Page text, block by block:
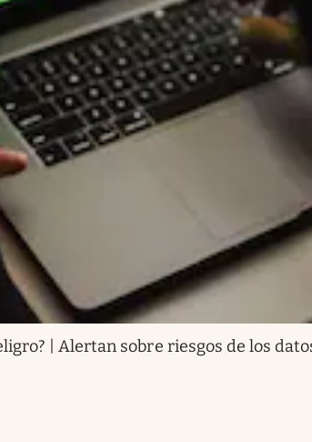
| Alertan sobre riesgos de los